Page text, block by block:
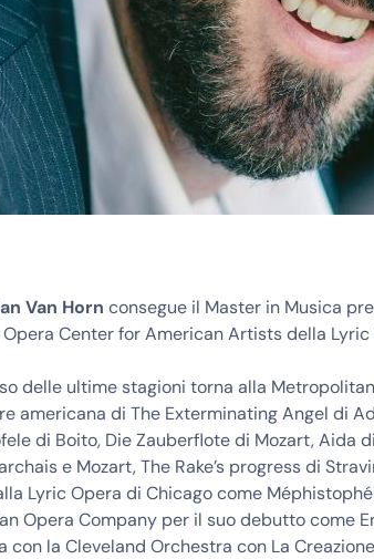
Van Horn consegue il Master in Musica
Center for American Artists della
delle ultime stagioni torna alla
americana di The Exterminating Angel di
di Boito, Die Zauberflote di Mozart, Aida
e Mozart, The Rake’s progress di
Lyric Opera di Chicago come
Opera Company per il suo debutto come
con la Cleveland Orchestra con La